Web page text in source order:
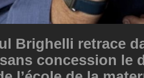
Brighelli retrace
concession le